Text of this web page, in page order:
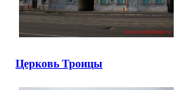
Церковь Троицы